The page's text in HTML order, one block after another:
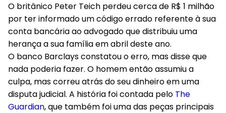
O britânico Peter Teich perdeu cerca de R$ 1 milhão
por ter informado um código errado referente à sua
conta bancária ao advogado que distribuiu uma
herança a sua família em abril deste ano.
O banco Barclays constatou o erro, mas disse que
nada poderia fazer. O homem então assumiu a
culpa, mas correu atrás do seu dinheiro em uma
disputa judicial. A história foi contada pelo The
Guardian, que também foi uma das peças principais